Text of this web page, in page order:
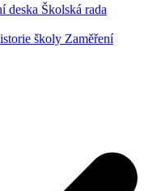
deska Školská rada
školy Zaměření